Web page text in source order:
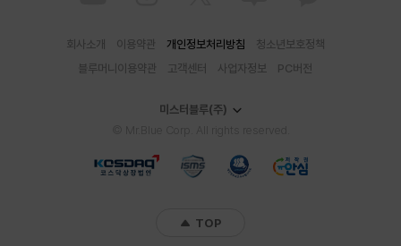
회사소개 이용약관 개인정보처리방침
청소년보호정책
블루머니이용약관
고객센터 사업자정보 PC버전
미스터블루(주)
TOP